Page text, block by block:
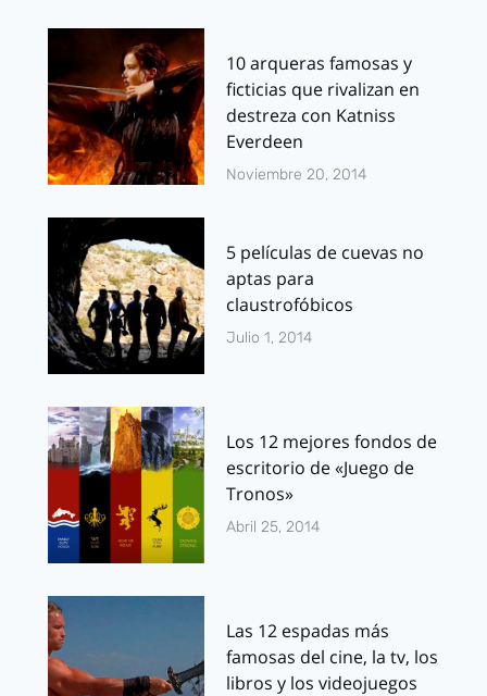
10 arqueras famosas y
ficticias que rivalizan en
destreza con Katniss
Everdeen
Noviembre 20, 2014
5 películas de cuevas no
aptas para
claustrofóbicos
Julio 1, 2014
Los 12 mejores fondos de
escritorio de «Juego de
Tronos»
Abril 25, 2014
Las 12 espadas más
famosas del cine, la tv, los
libros y los videojuegos